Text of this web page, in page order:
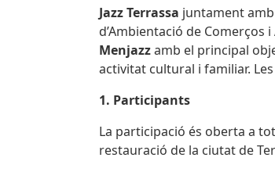
Jazz Terrassa juntament amb
d’Ambientació de Comerços
Menjazzamb el principal
activitat cultural i familiar.
1. Participants
La participació és oberta a
restauració de la ciutat de